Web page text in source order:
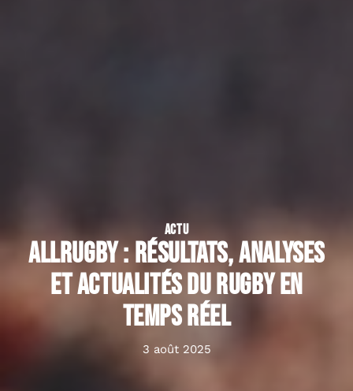
ACTU
AllRugby : Résultats, analyses
et actualités du rugby en
temps réel
3 août 2025